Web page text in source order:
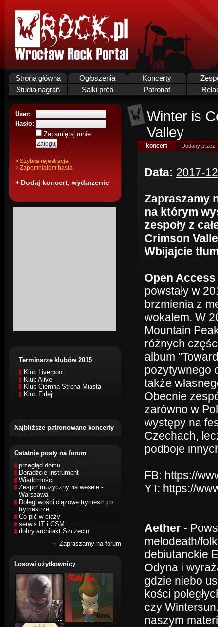
Strona główna Ogłoszenia Koncerty
Studia nagrań
Salki prób Patronat
User:
Hasło:
Zapamiętaj mnie
> Szybka rejestracja
> Zapomnialem hasla
+ Dodaj koncert, wydarzenie
Terminarze klubów 2015
Klub Liverpool
Klub Alive
Klub Ciemna Strona Miasta
Klub Firlej
Najbliższe patronowane koncerty
Ostatnie posty na forum
przegląd domu
Doradźcie instrument
Wiadomości
Zespół muzyczny na wesele -
Warszawa
Dolegliwości ciążowe trymestr po
trymestrze
Co pić w ciąży
serwis IT i GSM
dobry architekt Szczecin
Zapraszamy na forum
Losowi użytkownicy
Winter is
Valley
koncert Dodany przez:
Data: 2017-
Zapraszamy
na którym
zespoły z
Crimson
Wbijajcie
Open Access
powstały w
brzmienia z
wokalem. W
Mountain
różnych
album
pozytywnego
także
Obecnie
zarówno w
występy na
Czechach,
podboje
FB: https://
YT: https://
Aether -
melodeath/
debiutanckie
Odyna i
gdzie niebo
kości
czy
naszym